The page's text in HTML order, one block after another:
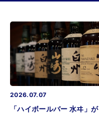
2026.07.07
「ハイボールバー 水ヰ」が